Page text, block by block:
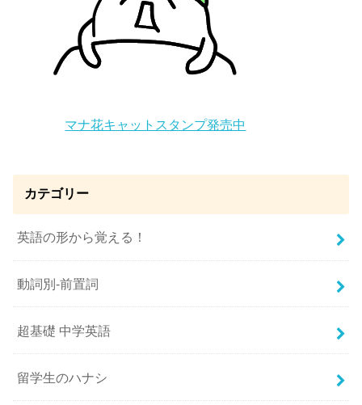
マナ花キャットスタンプ発売中
カテゴリー
英語の形から覚える！
動詞別-前置詞
超基礎 中学英語
留学生のハナシ